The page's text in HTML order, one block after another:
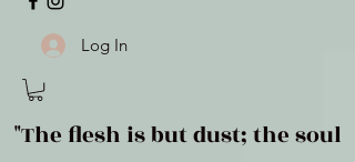
Log In
"The flesh is but dust; the soul